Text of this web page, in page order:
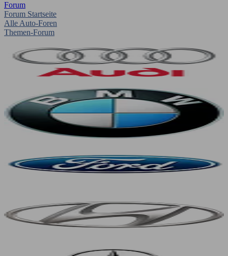
Forum
Forum Startseite
Alle Auto-Foren
Themen-Forum